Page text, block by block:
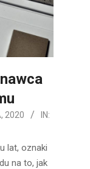
2020
IN:
lat, oznaki
na to, jak